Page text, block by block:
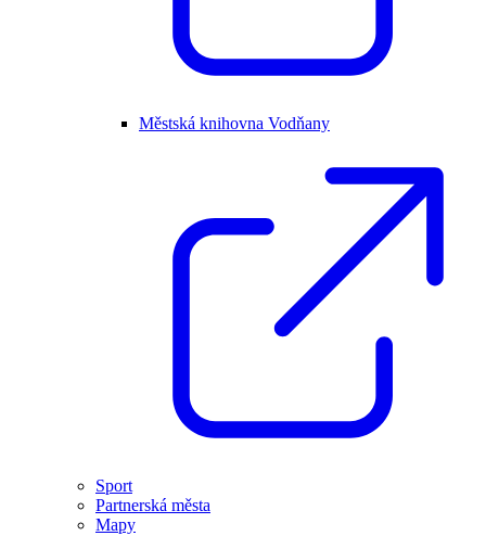
Městská knihovna Vodňany
Sport
Partnerská města
Mapy